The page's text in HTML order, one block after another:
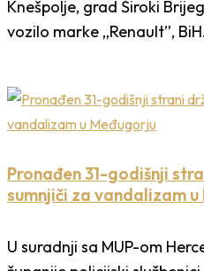
Knešpolje, grad Široki
vozilo marke „Renault”,
Pronađen 31-godišnji
sumnjiči za vandalizam
U suradnji sa MUP-om